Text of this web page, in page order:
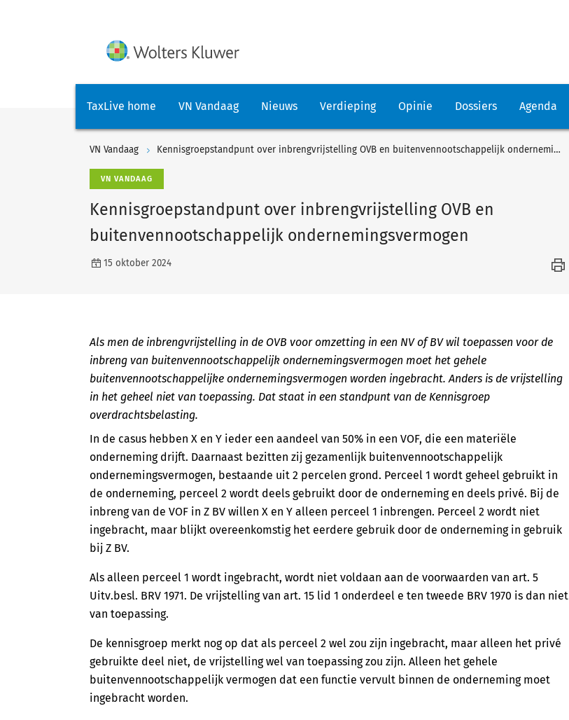
TaxLive home VN Vandaag Nieuws Verdieping Opinie Dossiers Agenda
VN Vandaag Kennisgroepstandpunt over inbrengvrijstelling OVB en buitenvennootschappelijk ondernemingsvermogen
VN VANDAAG
Kennisgroepstandpunt over inbrengvrijstelling OVB en
buitenvennootschappelijk ondernemingsvermogen
15 oktober 2024
Als men de inbrengvrijstelling in de OVB voor omzetting in een NV of BV wil toepassen voor de
inbreng van buitenvennootschappelijk ondernemingsvermogen moet het gehele
buitenvennootschappelijke ondernemingsvermogen worden ingebracht. Anders is de vrijstelling
in het geheel niet van toepassing. Dat staat in een standpunt van de Kennisgroep
overdrachtsbelasting.
In de casus hebben X en Y ieder een aandeel van 50% in een VOF, die een materiële
onderneming drijft. Daarnaast bezitten zij gezamenlijk buitenvennootschappelijk
ondernemingsvermogen, bestaande uit 2 percelen grond. Perceel 1 wordt geheel gebruikt in
de onderneming, perceel 2 wordt deels gebruikt door de onderneming en deels privé. Bij de
inbreng van de VOF in Z BV willen X en Y alleen perceel 1 inbrengen. Perceel 2 wordt niet
ingebracht, maar blijkt overeenkomstig het eerdere gebruik door de onderneming in gebruik
bij Z BV.
Als alleen perceel 1 wordt ingebracht, wordt niet voldaan aan de voorwaarden van art. 5
Uitv.besl. BRV 1971. De vrijstelling van art. 15 lid 1 onderdeel e ten tweede BRV 1970 is dan niet
van toepassing.
De kennisgroep merkt nog op dat als perceel 2 wel zou zijn ingebracht, maar alleen het privé
gebruikte deel niet, de vrijstelling wel van toepassing zou zijn. Alleen het gehele
buitenvennootschappelijk vermogen dat een functie vervult binnen de onderneming moet
ingebracht worden.